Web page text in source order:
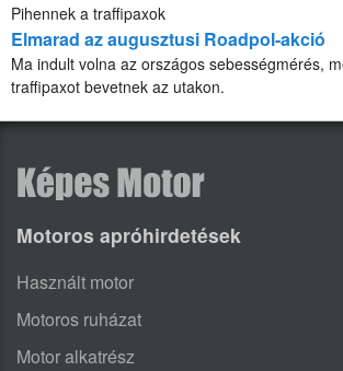
Pihennek a traffipaxok
Elmarad az augusztusi Roadpol-akció
Ma indult volna az országos sebességmérés,
traffipaxot bevetnek az utakon.
Motoros apróhirdetések
Használt motor
Motoros ruházat
Motor alkatrész